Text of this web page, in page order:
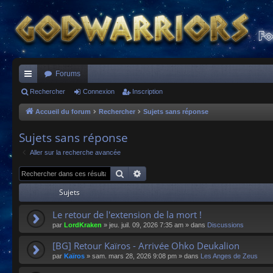
ac
co
s
Forums
Rechercher Connexion Inscription
Accueil du forum Rechercher Sujets sans réponse
Sujets sans réponse
Aller sur la recherche avancée
Rechercher
Sujets
Le retour de l'extension de la mort !
par LordKraken » jeu. juil. 09, 2026 7:35 am » dans Discussions
[BG] Retour Kaïros - Arrivée Ohko Deukalion
par Kaïros » sam. mars 28, 2026 9:08 pm » dans Les Anges de Zeus